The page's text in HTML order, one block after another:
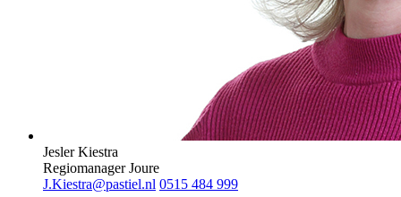
Jesler Kiestra
Regiomanager Joure
J.Kiestra@pastiel.nl 0515 484 999